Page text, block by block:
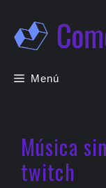
contenido
Menú
Música
twitch